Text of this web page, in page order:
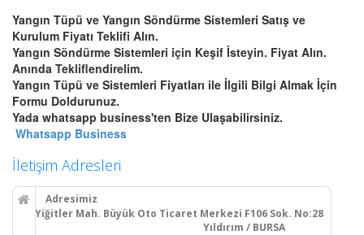
Yangın Tüpü ve Yangın Söndürme Sistemleri Satış ve
Kurulum Fiyatı Teklifi Alın.
Yangın Söndürme Sistemleri için Keşif İsteyin. Fiyat Alın.
Anında Tekliflendirelim.
Yangın Tüpü ve Sistemleri Fiyatları ile İlgili Bilgi Almak İçin
Formu Doldurunuz.
Yada whatsapp business'ten Bize Ulaşabilirsiniz.
Whatsapp Business
İletişim Adresleri
Adresimiz
Yiğitler Mah. Büyük Oto Ticaret Merkezi F106 Sok. No:28
Yıldırım / BURSA